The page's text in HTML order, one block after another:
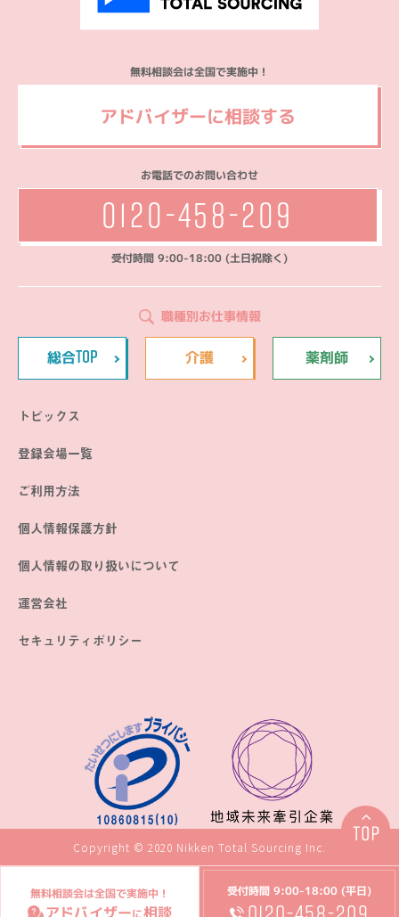
無料相談会は全国で実施中！
アドバイザーに相談
受付時間 9:00-18:00 (平日)
無料相談会は全国で実施中！
アドバイザーに相談する
お電話でのお問い合わせ
0120-458-209
受付時間 9:00-18:00 (土日祝除く)
職種別お仕事情報
総合TOP 介護 薬剤師
トピックス
登録会場一覧
ご利用方法
個人情報保護方針
個人情報の取り扱いについて
運営会社
セキュリティポリシー
Copyright © 2020 Nikken Total Sourcing Inc.